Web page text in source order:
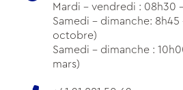
Mardi - vendredi : 08h30
Samedi - dimanche: 8h45
octobre)
Samedi - dimanche :
mars)